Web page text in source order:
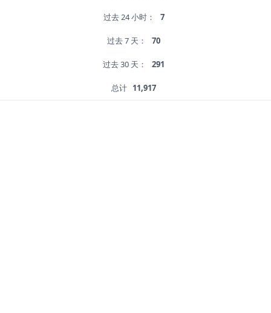
过去 24 小时： 7
过去 7 天： 70
过去 30 天： 291
总计 11,917